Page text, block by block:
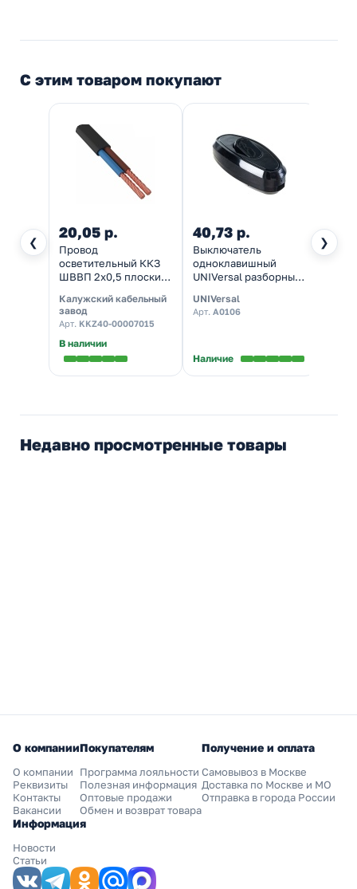
С этим товаром покупают
❮ ❯
20,05 р.
Провод
осветительный ККЗ
ШВВП 2х0,5 плоский
Калужский кабельный
завод
Арт. KKZ40-00007015
В наличии
40,73 р.
Выключатель
одноклавишный
UNIVersal разборный
250V
UNIVersal
Арт. А0106
Наличие
Недавно просмотренные товары
О компании
О компании
Реквизиты
Контакты
Вакансии
Покупателям
Программа лояльности
Полезная информация
Оптовые продажи
Обмен и возврат товара
Получение и оплата
Самовывоз в Москве
Доставка по Москве и МО
Отправка в города России
Информация
Новости
Статьи